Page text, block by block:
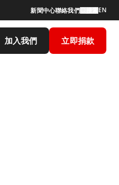
新聞中心聯絡我們 EN
加入我們 立即捐款